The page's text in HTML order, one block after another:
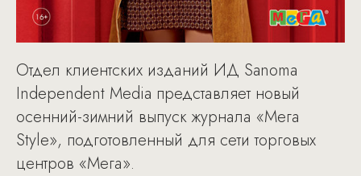
Отдел клиентских изданий ИД Sanoma
Independent Media представляет новый
осенний-зимний выпуск журнала «Мега
Style», подготовленный для сети торговых
центров «Мега».